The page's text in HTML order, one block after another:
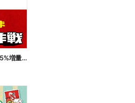
【おトク】お値段そのまま!45%増量作戦!